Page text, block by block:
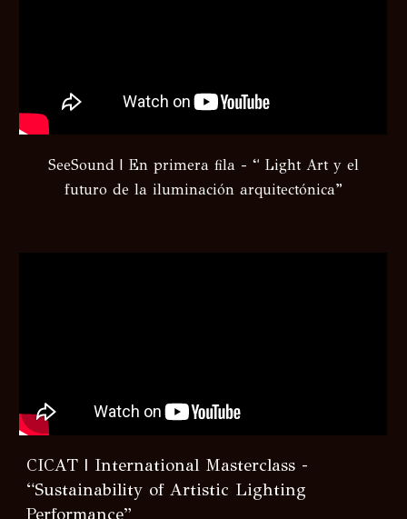
SeeSound | En primera fila - “ Light Art y el
futuro de la iluminación arquitectónica”
CICAT | International Masterclass -
“Sustainability of Artistic Lighting
Performance”